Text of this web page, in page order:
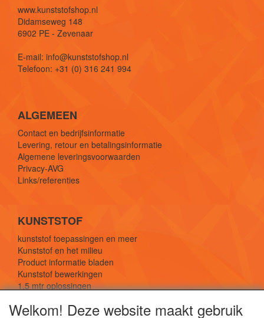
www.kunststofshop.nl
Didamseweg 148
6902 PE - Zevenaar
E-mail: info@kunststofshop.nl
Telefoon: +31 (0) 316 241 994
ALGEMEEN
Contact en bedrijfsinformatie
Levering, retour en betalingsinformatie
Algemene leveringsvoorwaarden
Privacy-AVG
Links/referenties
KUNSTSTOF
kunststof toepassingen en meer
Kunststof en het milieu
Product informatie bladen
Kunststof bewerkingen
1,5 mtr oplossingen
Welkom! Deze website maakt gebruik